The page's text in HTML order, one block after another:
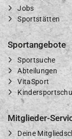
Jobs
Sportstätten
Sportangebote
Sportsuche
Abteilungen
VitaSport
Mitglieder-
Deine